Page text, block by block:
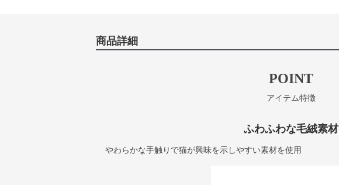
商品詳細
POINT
アイテム特徴
ふわふわな毛絨素材
やわらかな手触りで猫が興味を示しやすい素材を使用